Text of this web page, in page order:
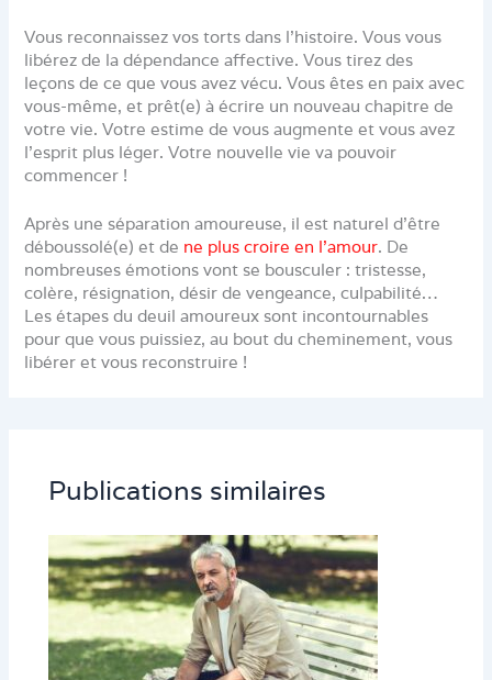
Vous reconnaissez vos torts dans l’histoire. Vous vous
libérez de la dépendance affective. Vous tirez des
leçons de ce que vous avez vécu. Vous êtes en paix avec
vous-même, et prêt(e) à écrire un nouveau chapitre de
votre vie. Votre estime de vous augmente et vous avez
l’esprit plus léger. Votre nouvelle vie va pouvoir
commencer !
Après une séparation amoureuse, il est naturel d’être
déboussolé(e) et de ne plus croire en l’amour. De
nombreuses émotions vont se bousculer : tristesse,
colère, résignation, désir de vengeance, culpabilité…
Les étapes du deuil amoureux sont incontournables
pour que vous puissiez, au bout du cheminement, vous
libérer et vous reconstruire !
Publications similaires